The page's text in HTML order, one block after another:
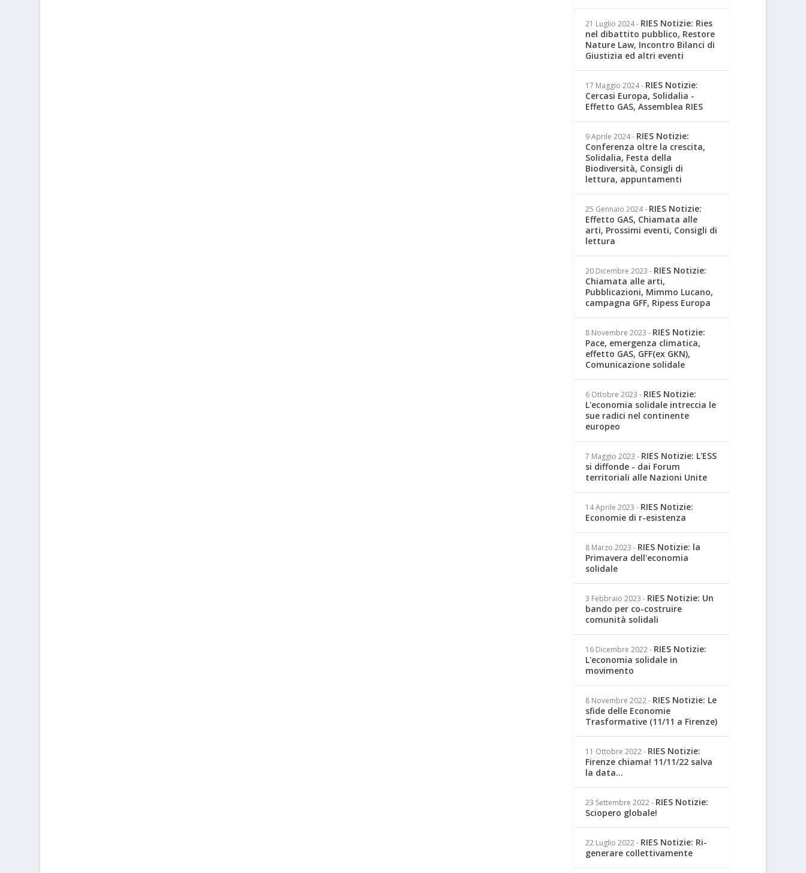
21 Luglio 2024- RIES Notizie: Ries
nel dibattito pubblico, Restore
Nature Law, Incontro Bilanci di
Giustizia ed altri eventi
17 Maggio 2024- RIES Notizie:
Cercasi Europa, Solidalia -
Effetto GAS, Assemblea RIES
9 Aprile 2024- RIES Notizie:
Conferenza oltre la crescita,
Solidalia, Festa della
Biodiversità, Consigli di
lettura, appuntamenti
25 Gennaio 2024- RIES Notizie:
Effetto GAS, Chiamata alle
arti, Prossimi eventi, Consigli di
lettura
20 Dicembre 2023 - RIES Notizie:
Chiamata alle arti,
Pubblicazioni, Mimmo Lucano,
campagna GFF, Ripess Europa
8 Novembre 2023 - RIES Notizie:
Pace, emergenza climatica,
effetto GAS, GFF(ex GKN),
Comunicazione solidale
6 Ottobre 2023 - RIES Notizie:
L'economia solidale intreccia le
sue radici nel continente
europeo
7 Maggio 2023 - RIES Notizie: L'ESS
si diffonde - dai Forum
territoriali alle Nazioni Unite
14 Aprile 2023 - RIES Notizie:
Economie di r-esistenza
8 Marzo 2023 - RIES Notizie: la
Primavera dell'economia
solidale
3 Febbraio 2023 - RIES Notizie: Un
bando per co-costruire
comunità solidali
16 Dicembre 2022- RIES Notizie:
L'economia solidale in
movimento
8 Novembre 2022- RIES Notizie: Le
sfide delle Economie
Trasformative (11/11 a Firenze)
11 Ottobre 2022- RIES Notizie:
Firenze chiama! 11/11/22 salva
la data...
23 Settembre 2022- RIES Notizie:
Sciopero globale!
22 Luglio 2022- RIES Notizie: Ri-
generare collettivamente